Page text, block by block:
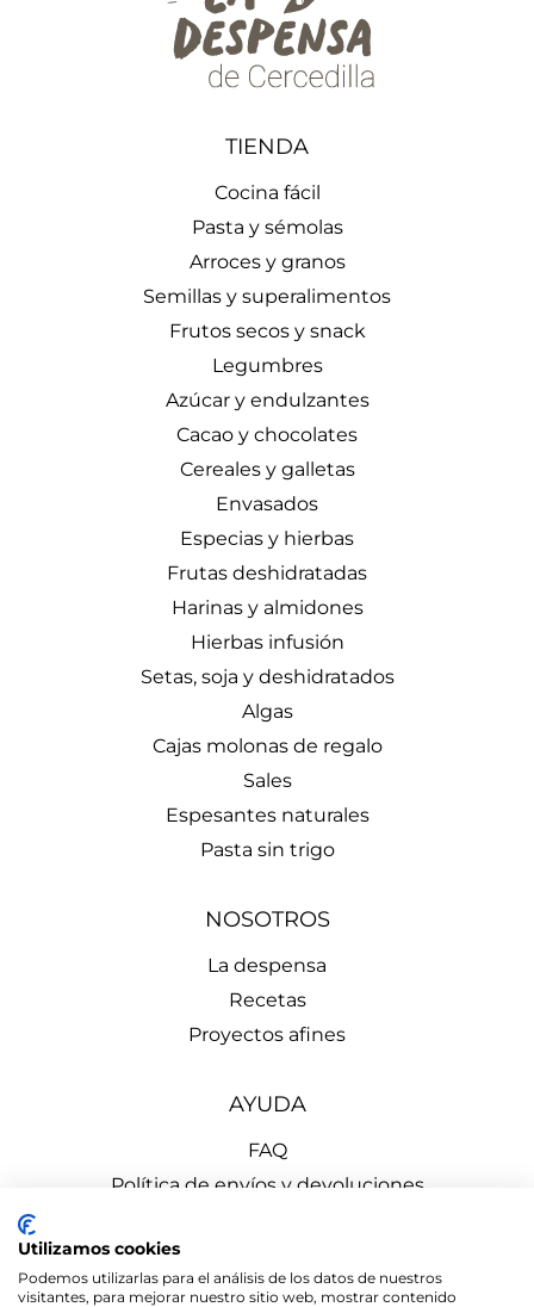
TIENDA
Cocina fácil
Pasta y sémolas
Arroces y granos
Semillas y superalimentos
Frutos secos y snack
Legumbres
Azúcar y endulzantes
Cacao y chocolates
Cereales y galletas
Envasados
Especias y hierbas
Frutas deshidratadas
Harinas y almidones
Hierbas infusión
Setas, soja y deshidratados
Algas
Cajas molonas de regalo
Sales
Espesantes naturales
Pasta sin trigo
NOSOTROS
La despensa
Recetas
Proyectos afines
AYUDA
FAQ
Política de envíos y devoluciones
Política de Privacidad
Política de Cookies
Utilizamos cookies
Podemos utilizarlas para el análisis de los datos de nuestros
visitantes, para mejorar nuestro sitio web, mostrar contenido